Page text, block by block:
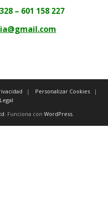
– 601 158 227
Personalizar Cookies
. Funciona con WordPress